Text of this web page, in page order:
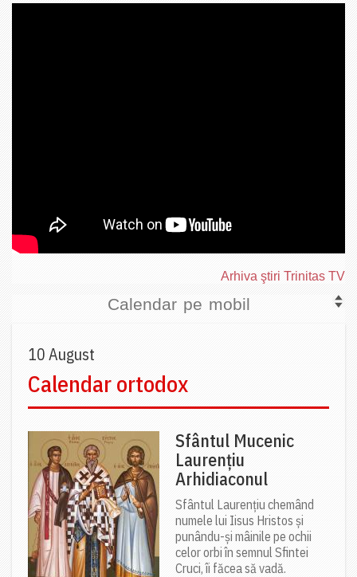
Arhiva ştiri Trinitas TV
Calendar pe mobil
10 August
Calendar ortodox
Sfântul Mucenic
Laurențiu
Arhidiaconul
Sfântul Laurențiu chemând
numele lui Iisus Hristos și
punându-și mâinile pe ochii
celor orbi în semnul Sfintei
Cruci, îi făcea să vadă.